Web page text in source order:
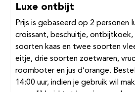
Luxe ontbijt
Prijs is gebaseerd op 2 personen
croissant, beschuitje,
soorten kaas en twee soorten
eitje, drie soorten zoetwaren,
roomboter en jus d’orange.
14:00 uur, indien je gebruik wil